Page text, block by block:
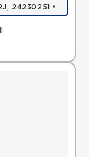
24230251 •